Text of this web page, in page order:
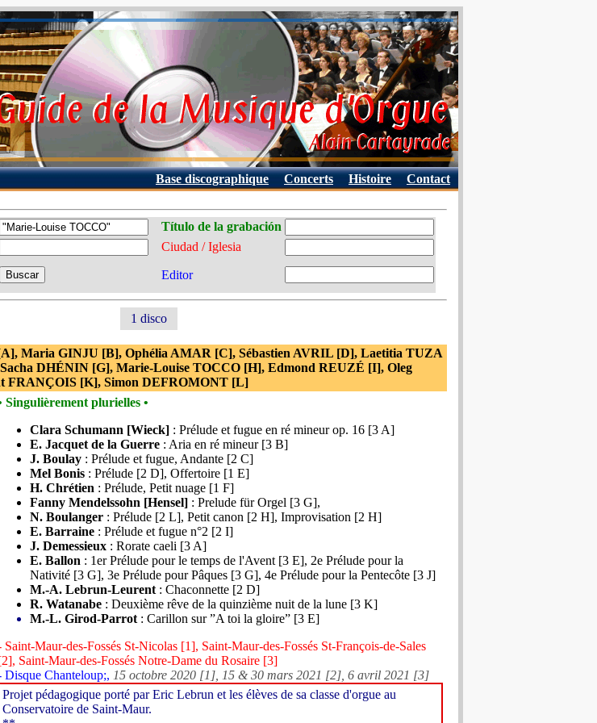
Base discographique Concerts Histoire Contact
Título de la grabación
Ciudad / Iglesia
Editor
1 disco
Maria GINJU [B], Ophélia AMAR [C], Sébastien AVRIL [D], Laetitia TUZA
DHÉNIN [G], Marie-Louise TOCCO [H], Edmond REUZÉ [I], Oleg
FRANÇOIS [K], Simon DEFROMONT [L]
Singulièrement plurielles •
Clara Schumann [Wieck] : Prélude et fugue en ré mineur op. 16 [3 A]
E. Jacquet de la Guerre : Aria en ré mineur [3 B]
J. Boulay : Prélude et fugue, Andante [2 C]
Mel Bonis : Prélude [2 D], Offertoire [1 E]
H. Chrétien : Prélude, Petit nuage [1 F]
Fanny Mendelssohn [Hensel] : Prelude für Orgel [3 G],
N. Boulanger : Prélude [2 L], Petit canon [2 H], Improvisation [2 H]
E. Barraine : Prélude et fugue n°2 [2 I]
J. Demessieux : Rorate caeli [3 A]
E. Ballon : 1er Prélude pour le temps de l'Avent [3 E], 2e Prélude pour la
Nativité [3 G], 3e Prélude pour Pâques [3 G], 4e Prélude pour la Pentecôte [3 J]
M.-A. Lebrun-Leurent : Chaconnette [2 D]
R. Watanabe : Deuxième rêve de la quinzième nuit de la lune [3 K]
M.-L. Girod-Parrot : Carillon sur ”A toi la gloire” [3 E]
Saint-Maur-des-Fossés St-Nicolas [1], Saint-Maur-des-Fossés St-François-de-Sales
Saint-Maur-des-Fossés Notre-Dame du Rosaire [3]
Disque Chanteloup;, 15 octobre 2020 [1], 15 & 30 mars 2021 [2], 6 avril 2021 [3]
Projet pédagogique porté par Eric Lebrun et les élèves de sa classe d'orgue au
Conservatoire de Saint-Maur.